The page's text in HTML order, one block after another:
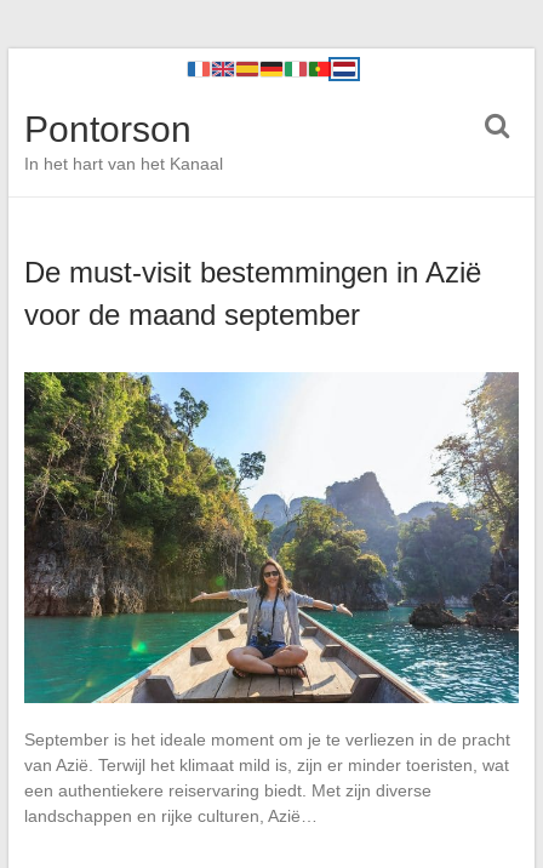
Pontorson
In het hart van het Kanaal
De must-visit bestemmingen in Azië
voor de maand september
September is het ideale moment om je te verliezen in de pracht
van Azië. Terwijl het klimaat mild is, zijn er minder toeristen, wat
een authentiekere reiservaring biedt. Met zijn diverse
landschappen en rijke culturen, Azië…